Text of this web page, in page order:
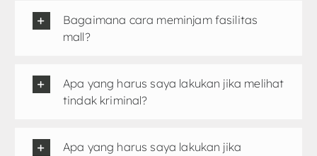
Bagaimana cara meminjam fasilitas
mall?
Apa yang harus saya lakukan jika melihat
tindak kriminal?
Apa yang harus saya lakukan jika